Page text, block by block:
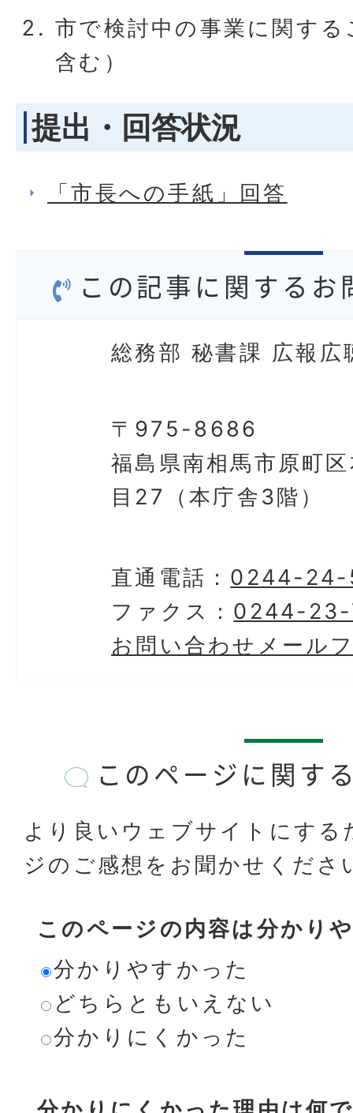
市で検討中の事業に関す
含む）
提出・回答状況
「市長への手紙」回答
この記事に関するお
総務部 秘書課 広報広
〒975-8686
福島県南相馬市原町
目27（本庁舎3階）
直通電話： 0244-24-
ファクス： 0244-
お問い合わせメール
このページに関す
より良いウェブサイトにする
ジのご感想をお聞かせくださ
このページの内容は分かり
分かりやすかった
どちらともいえない
分かりにくかった